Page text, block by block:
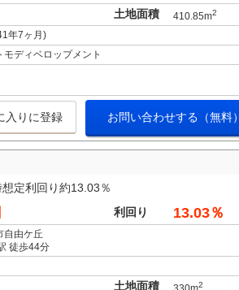
土地面積 410.85m2
年7ヶ月)
ディベロップメント
入りに登録 お問い合わせする（無料）
定利回り約13.03％
利回り 13.03％
自由ケ丘
徒歩44分
土地面積 2